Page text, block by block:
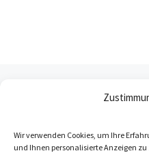
Wir verwenden Cookies, um Ihre
und Ihnen personalisierte Anzeigen zu
UNSER TRAKTOR!